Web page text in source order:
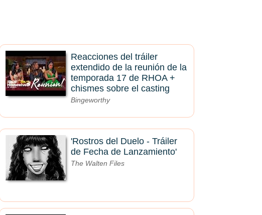
Reacciones del tráiler
extendido de la reunión de la
temporada 17 de RHOA +
chismes sobre el casting
Bingeworthy
'Rostros del Duelo - Tráiler
de Fecha de Lanzamiento'
The Walten Files